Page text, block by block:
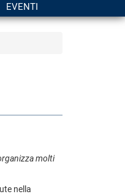
EVENTI
molti
nella